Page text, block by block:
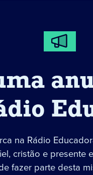
na Rádio
cristão e presente
fazer parte desta